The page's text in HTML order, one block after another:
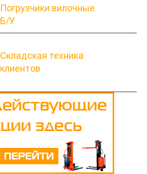
Погрузчики вилочные
Б/У
Складская техника
клиентов